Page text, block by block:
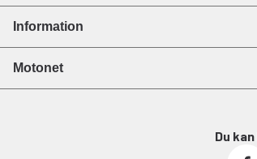
Information
Motonet
Du